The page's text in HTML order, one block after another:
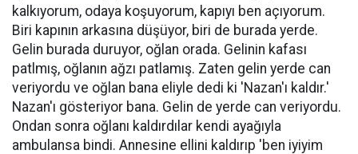
kalkıyorum, odaya koşuyorum, kapıyı ben açıyorum.
Biri kapının arkasına düşüyor, biri de burada yerde.
Gelin burada duruyor, oğlan orada. Gelinin kafası
patlmış, oğlanın ağzı patlamış. Zaten gelin yerde can
veriyordu ve oğlan bana eliyle dedi ki 'Nazan'ı kaldır.'
Nazan'ı gösteriyor bana. Gelin de yerde can veriyordu.
Ondan sonra oğlanı kaldırdılar kendi ayağıyla
ambulansa bindi. Annesine ellini kaldırıp 'ben iyiyim